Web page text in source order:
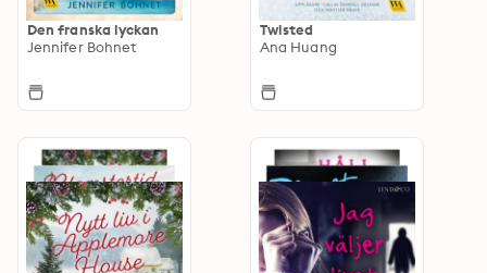
Den franska lyckan
Jennifer Bohnet
Twisted
Ana Huang